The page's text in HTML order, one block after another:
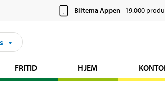
Biltema Appen- 19.000
FRITID HJEM